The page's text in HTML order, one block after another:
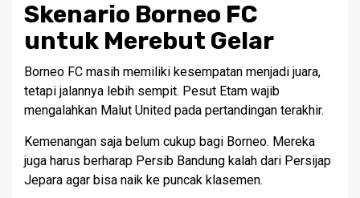
Skenario Borneo FC
untuk Merebut Gelar
Borneo FC masih memiliki kesempatan menjadi juara,
tetapi jalannya lebih sempit. Pesut Etam wajib
mengalahkan Malut United pada pertandingan terakhir.
Kemenangan saja belum cukup bagi Borneo. Mereka
juga harus berharap Persib Bandung kalah dari Persijap
Jepara agar bisa naik ke puncak klasemen.